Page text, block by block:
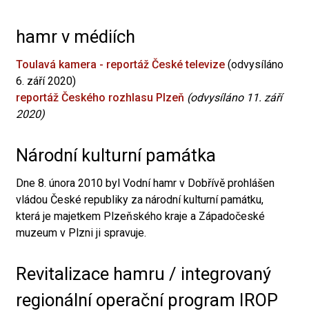
hamr v médiích
Toulavá kamera - reportáž České televize (odvysíláno
6. září 2020)
reportáž Českého rozhlasu Plzeň (odvysíláno 11. září
2020)
Národní kulturní památka
Dne 8. února 2010 byl Vodní hamr v Dobřívě prohlášen
vládou České republiky za národní kulturní památku,
která je majetkem Plzeňského kraje a Západočeské
muzeum v Plzni ji spravuje.
Revitalizace hamru / integrovaný
regionální operační program IROP